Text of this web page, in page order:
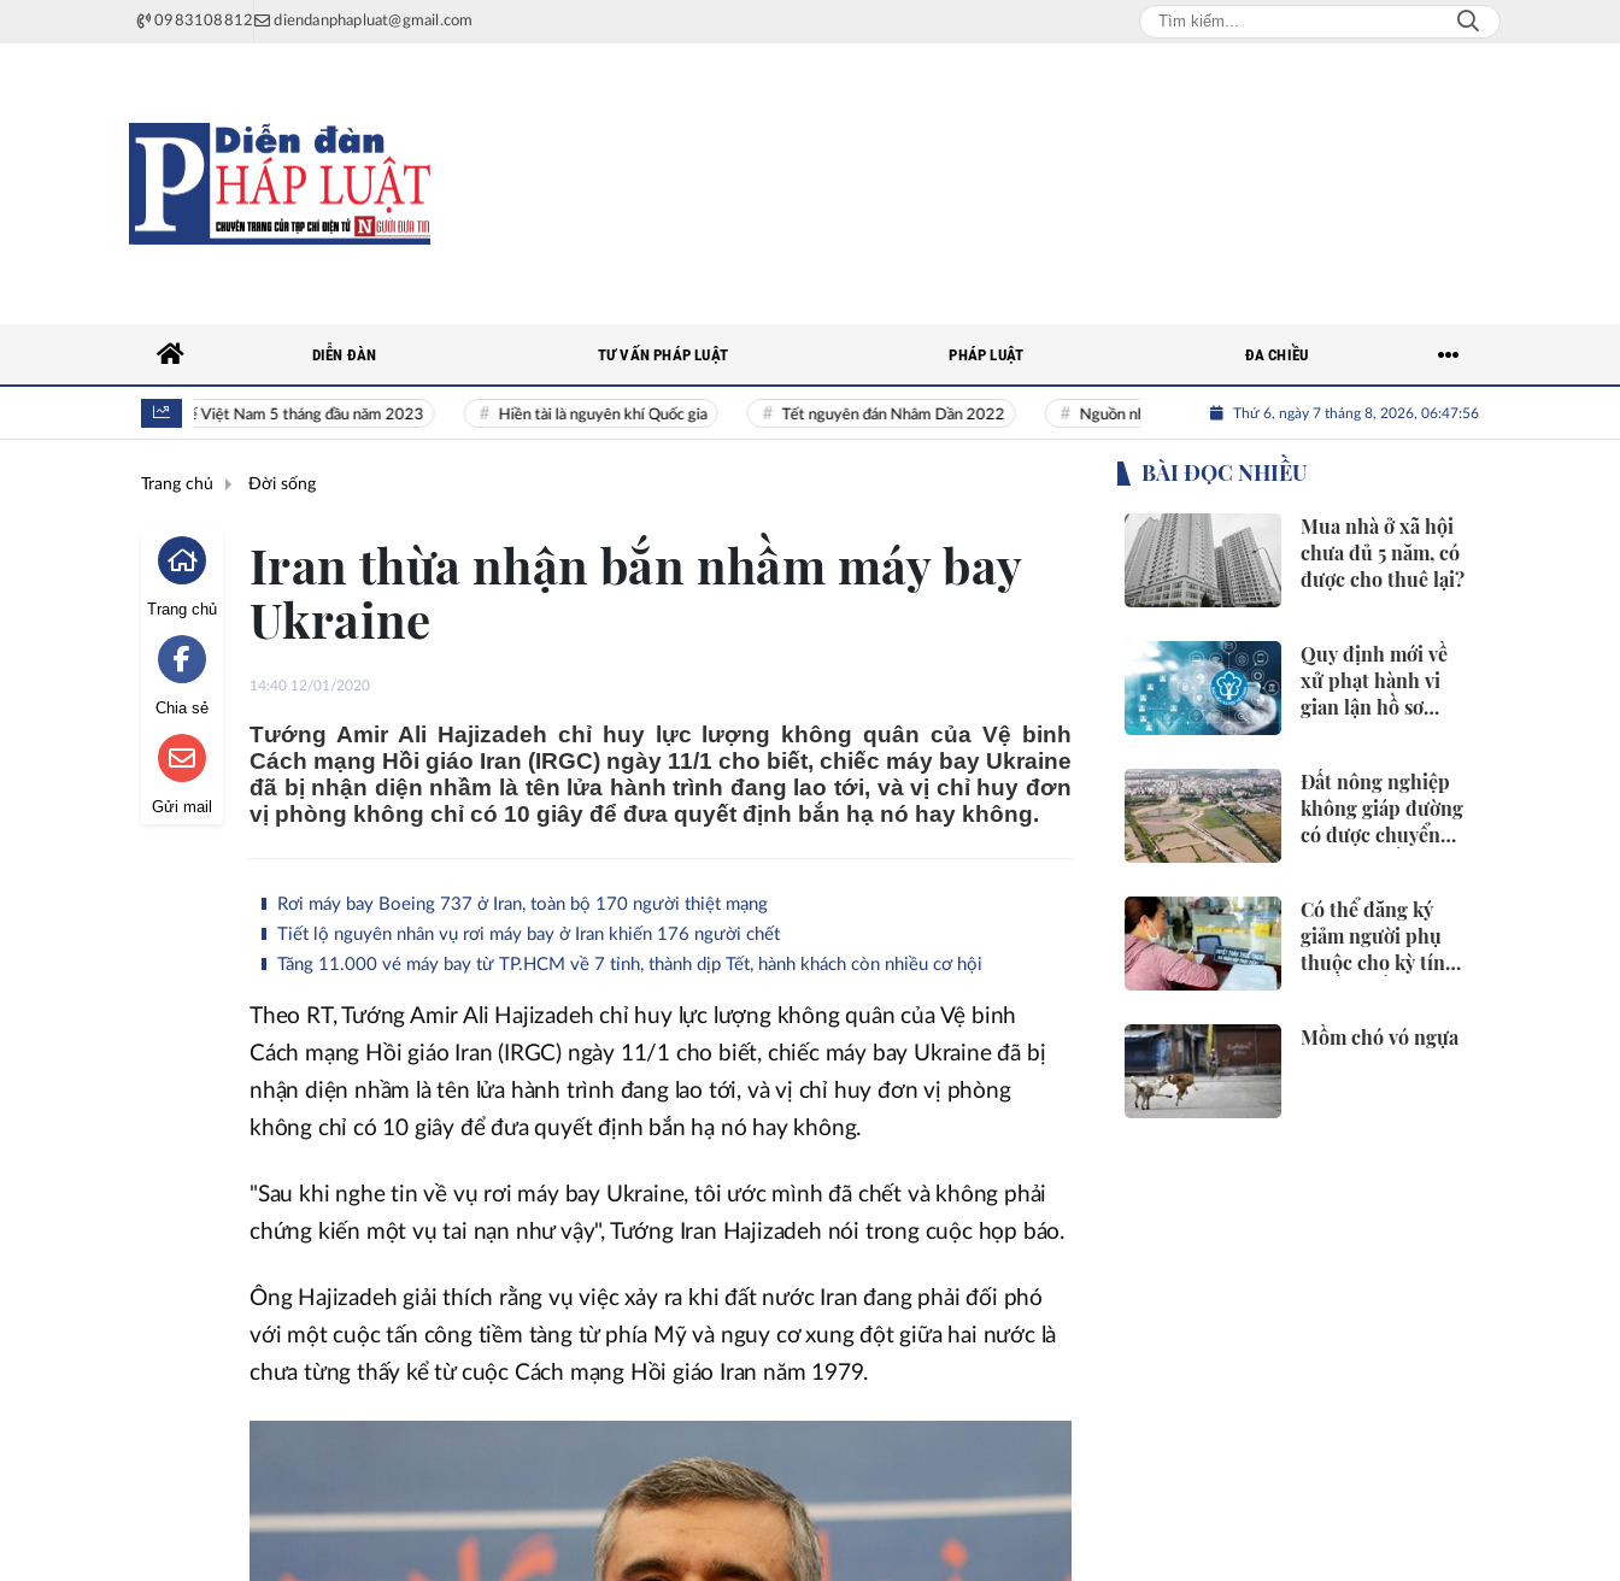
0983108812 diendanphapluat@gmail.com
Toàn cảnh kinh tế Việt Nam 5 tháng đầu năm 2023 Hiền tài là nguyên khí Quốc gia Tết nguyên đán Nhâm Dần 2022 Nguồn nhân lực Việt Nhân tài Việt Nam Giải bài toán nguồn nhân
Thứ 6, ngày 7 tháng 8, 2026, 06:47:57
DIỄN ĐÀN TƯ VẤN PHÁP LUẬT PHÁP LUẬT ĐA CHIỀU
Trang chủ Đời sống
Trang chủ
Chia sẻ
Gửi mail
Iran thừa nhận bắn nhầm máy bay
Ukraine
14:40 12/01/2020
Tướng Amir Ali Hajizadeh chỉ huy lực lượng không quân của Vệ binh
Cách mạng Hồi giáo Iran (IRGC) ngày 11/1 cho biết, chiếc máy bay Ukraine
đã bị nhận diện nhầm là tên lửa hành trình đang lao tới, và vị chỉ huy đơn
vị phòng không chỉ có 10 giây để đưa quyết định bắn hạ nó hay không.
Rơi máy bay Boeing 737 ở Iran, toàn bộ 170 người thiệt mạng
Tiết lộ nguyên nhân vụ rơi máy bay ở Iran khiến 176 người chết
Tăng 11.000 vé máy bay từ TP.HCM về 7 tỉnh, thành dịp Tết, hành khách còn nhiều cơ hội
Theo RT, Tướng Amir Ali Hajizadeh chỉ huy lực lượng không quân của Vệ binh
Cách mạng Hồi giáo Iran (IRGC) ngày 11/1 cho biết, chiếc máy bay Ukraine đã bị
nhận diện nhầm là tên lửa hành trình đang lao tới, và vị chỉ huy đơn vị phòng
không chỉ có 10 giây để đưa quyết định bắn hạ nó hay không.
"Sau khi nghe tin về vụ rơi máy bay Ukraine, tôi ước mình đã chết và không phải
chứng kiến một vụ tai nạn như vậy", Tướng Iran Hajizadeh nói trong cuộc họp báo.
Ông Hajizadeh giải thích rằng vụ việc xảy ra khi đất nước Iran đang phải đối phó
với một cuộc tấn công tiềm tàng từ phía Mỹ và nguy cơ xung đột giữa hai nước là
chưa từng thấy kể từ cuộc Cách mạng Hồi giáo Iran năm 1979.
BÀI ĐỌC NHIỀU
Mua nhà ở xã hội
chưa đủ 5 năm, có
được cho thuê lại?
Quy định mới về
xử phạt hành vi
gian lận hồ sơ
Đất nông nghiệp
không giáp đường
có được chuyển
Có thể đăng ký
giảm người phụ
thuộc cho kỳ tính
Mồm chó vó ngựa